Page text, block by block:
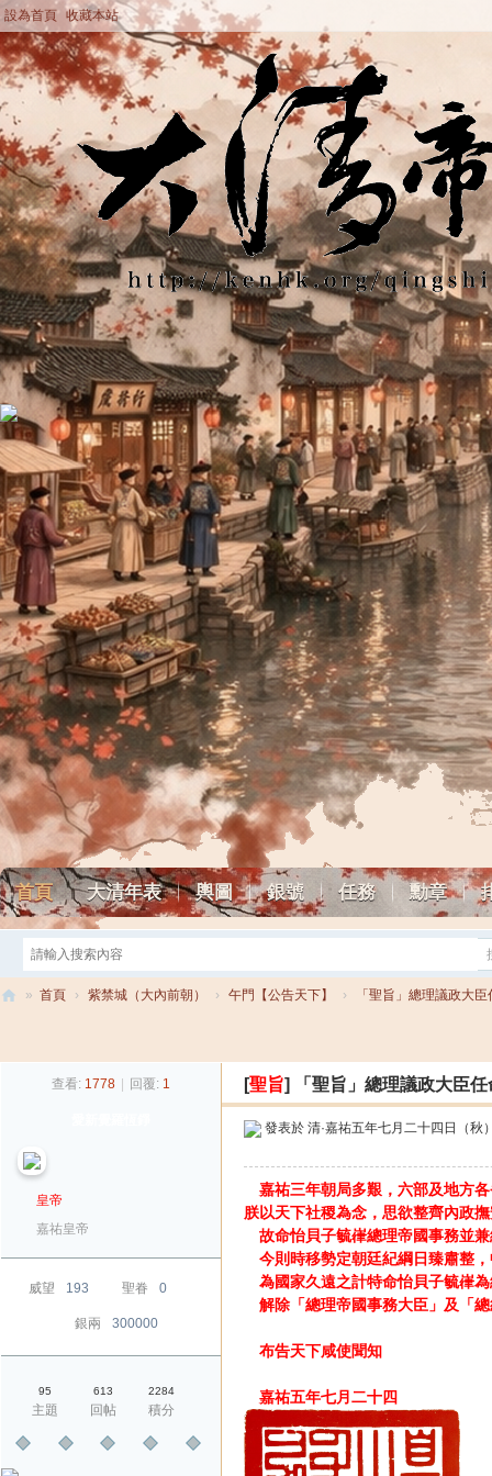
設為首頁 收藏本站
首頁 大清年表 輿圖 銀號 任務 勳章
清
» 首頁 › 紫禁城（大內前朝） › 午門【公告天下】 › 「聖旨」總理議政大臣
查看: 1778 回覆: 1 [聖旨] 「聖旨」總理議政大臣任
皇帝
嘉祐皇帝
威望 193 聖眷 0
銀兩 300000
95
主題
613
回帖
2284
積分
發表於 清·嘉祐五年七月二十四日（秋
嘉祐三年朝局多艱，六部及地方
朕以天下社稷為念，思欲整齊內政
故命怡貝子毓嵂總理帝國事務並
今則時移勢定朝廷紀綱日臻肅整
為國家久遠之計特命怡貝子毓嵂
解除「總理帝國事務大臣」及「
布告天下咸使聞知
嘉祐五年七月二十四